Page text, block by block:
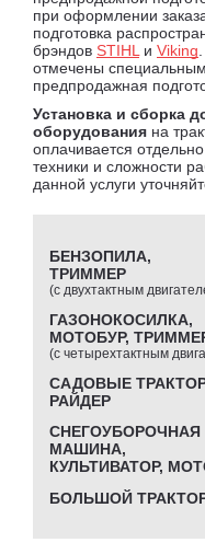
при оформлении
подготовка
брэндов STIHL и Viking
отмечены
предпродажная
Установка и сборка
оборудования на
оплачивается
техники и сложности
данной услуги
БЕНЗОПИЛА,
ТРИММЕР
(с двухтактным
ГАЗОНОКОСИЛКА,
МОТОБУР,
(с четырехтактным
САДОВЫЕ
РАЙДЕР
СНЕГОУБОРОЧНАЯ
МАШИНА,
КУЛЬТИВАТОР,
БОЛЬШОЙ